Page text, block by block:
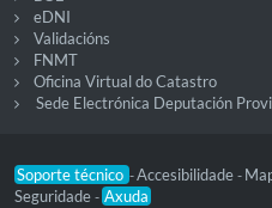
eDNI
Validacións
FNMT
Oficina Virtual do Catastro
Sede Electrónica Deputación
Soporte técnico -Accesibilidade -
Seguridade - Axuda